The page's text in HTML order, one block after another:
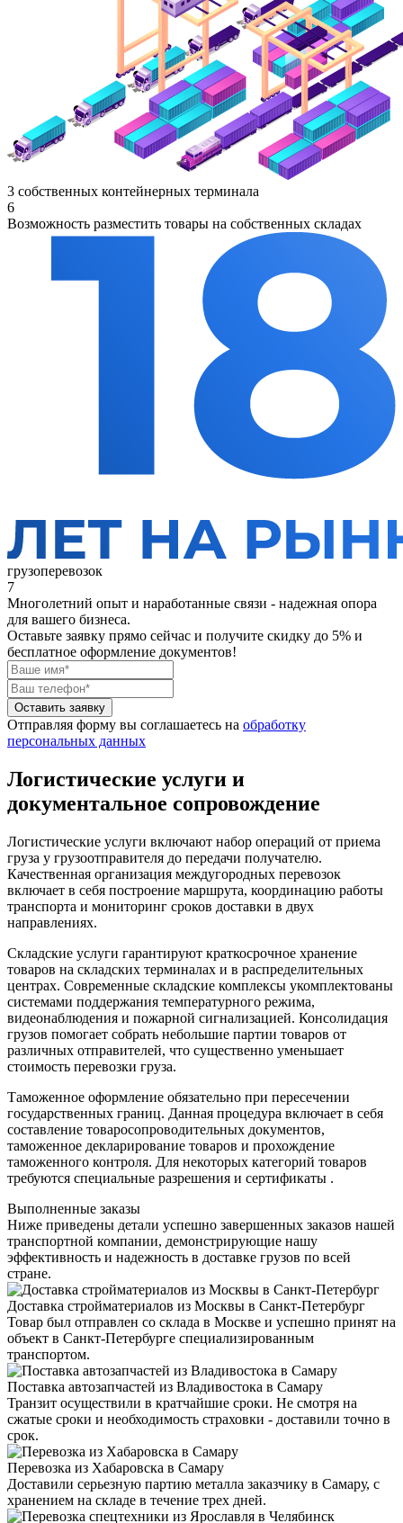
3 собственных контейнерных терминала
6
Возможность разместить товары на собственных складах
грузоперевозок
7
Многолетний опыт и наработанные связи - надежная опора
для вашего бизнеса.
Оставьте заявку прямо сейчас и получите скидку до 5% и
бесплатное оформление документов!
Оставить заявку
Отправляя форму вы соглашаетесь на обработку
персональных данных
Логистические услуги и
документальное сопровождение
Логистические услуги включают набор операций от приема
груза у грузоотправителя до передачи получателю.
Качественная организация междугородных перевозок
включает в себя построение маршрута, координацию работы
транспорта и мониторинг сроков доставки в двух
направлениях.
Складские услуги гарантируют краткосрочное хранение
товаров на складских терминалах и в распределительных
центрах. Современные складские комплексы укомплектованы
системами поддержания температурного режима,
видеонаблюдения и пожарной сигнализацией. Консолидация
грузов помогает собрать небольшие партии товаров от
различных отправителей, что существенно уменьшает
стоимость перевозки груза.
Таможенное оформление обязательно при пересечении
государственных границ. Данная процедура включает в себя
составление товаросопроводительных документов,
таможенное декларирование товаров и прохождение
таможенного контроля. Для некоторых категорий товаров
требуются специальные разрешения и сертификаты .
Выполненные заказы
Ниже приведены детали успешно завершенных заказов нашей
транспортной компании, демонстрирующие нашу
эффективность и надежность в доставке грузов по всей
стране.
Доставка стройматериалов из Москвы в Санкт-Петербург
Товар был отправлен со склада в Москве и успешно принят на
объект в Санкт-Петербурге специализированным
транспортом.
Поставка автозапчастей из Владивостока в Самару
Транзит осуществили в кратчайшие сроки. Не смотря на
сжатые сроки и необходимость страховки - доставили точно в
срок.
Перевозка из Хабаровска в Самару
Доставили серьезную партию металла заказчику в Самару, с
хранением на складе в течение трех дней.